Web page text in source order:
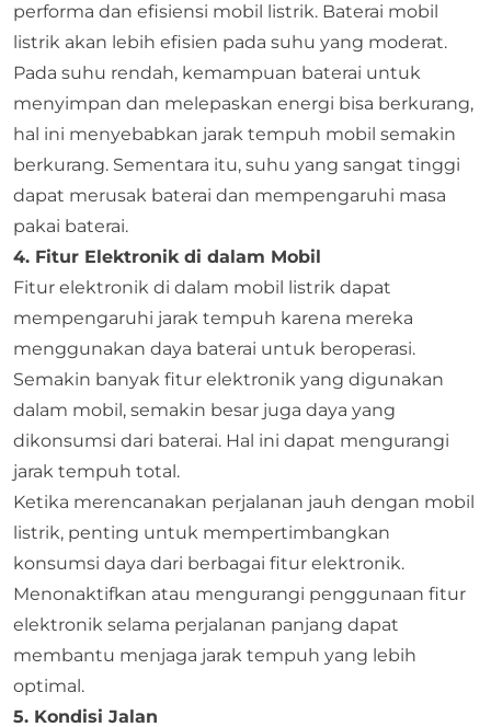
performa dan efisiensi mobil listrik. Baterai mobil
listrik akan lebih efisien pada suhu yang moderat.
Pada suhu rendah, kemampuan baterai untuk
menyimpan dan melepaskan energi bisa berkurang,
hal ini menyebabkan jarak tempuh mobil semakin
berkurang. Sementara itu, suhu yang sangat tinggi
dapat merusak baterai dan mempengaruhi masa
pakai baterai.
4. Fitur Elektronik di dalam Mobil
Fitur elektronik di dalam mobil listrik dapat
mempengaruhi jarak tempuh karena mereka
menggunakan daya baterai untuk beroperasi.
Semakin banyak fitur elektronik yang digunakan
dalam mobil, semakin besar juga daya yang
dikonsumsi dari baterai. Hal ini dapat mengurangi
jarak tempuh total.
Ketika merencanakan perjalanan jauh dengan mobil
listrik, penting untuk mempertimbangkan
konsumsi daya dari berbagai fitur elektronik.
Menonaktifkan atau mengurangi penggunaan fitur
elektronik selama perjalanan panjang dapat
membantu menjaga jarak tempuh yang lebih
optimal.
5. Kondisi Jalan